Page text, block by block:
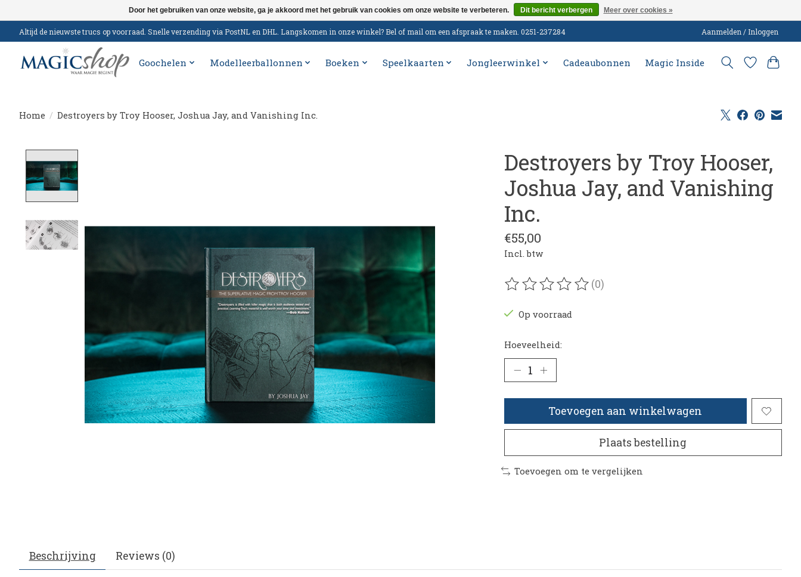
Altijd de nieuwste trucs op voorraad. Snelle verzending via PostNL en DHL. Langskomen in onze winkel? Bel of mail om een afspraak te maken. 0251-237284 Aanmelden / Inloggen
Goochelen Modelleerballonnen Boeken Speelkaarten Jongleerwinkel Cadeaubonnen Magic Inside
Home / Destroyers by Troy Hooser, Joshua Jay, and Vanishing Inc.
Destroyers by Troy Hooser,
Joshua Jay, and Vanishing
Inc.
€55,00
Incl. btw
De beoordeling van dit product is
(0)
Op voorraad
Hoeveelheid:
Toevoegen aan winkelwagen
Plaats bestelling
Toevoegen om te vergelijken
Beschrijving Reviews (0)
Door het gebruiken van onze website, ga je akkoord met het gebruik van cookies om onze website te verbeteren. Dit bericht verbergen Meer over cookies »